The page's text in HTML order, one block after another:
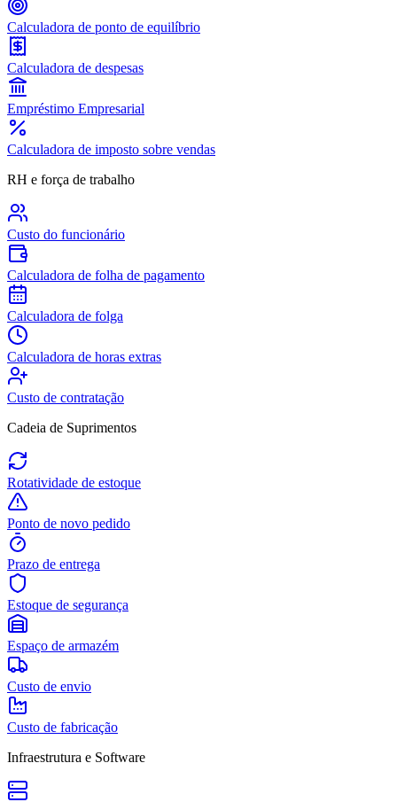
Calculadora de ponto de equilíbrio
Calculadora de despesas
Empréstimo Empresarial
Calculadora de imposto sobre vendas
RH e força de trabalho
Custo do funcionário
Calculadora de folha de pagamento
Calculadora de folga
Calculadora de horas extras
Custo de contratação
Cadeia de Suprimentos
Rotatividade de estoque
Ponto de novo pedido
Prazo de entrega
Estoque de segurança
Espaço de armazém
Custo de envio
Custo de fabricação
Infraestrutura e Software